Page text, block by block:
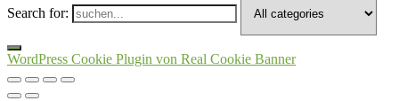
Search for:
WordPress Cookie Plugin von Real Cookie Banner